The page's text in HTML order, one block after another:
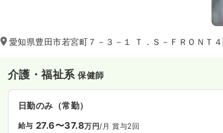
愛知県豊田市若宮町７－３－１ Ｔ．Ｓ－ＦＲＯＮＴ
介護・福祉系保健師
日勤のみ（常勤）
給与 27.6〜37.8万円/月 賞与2回